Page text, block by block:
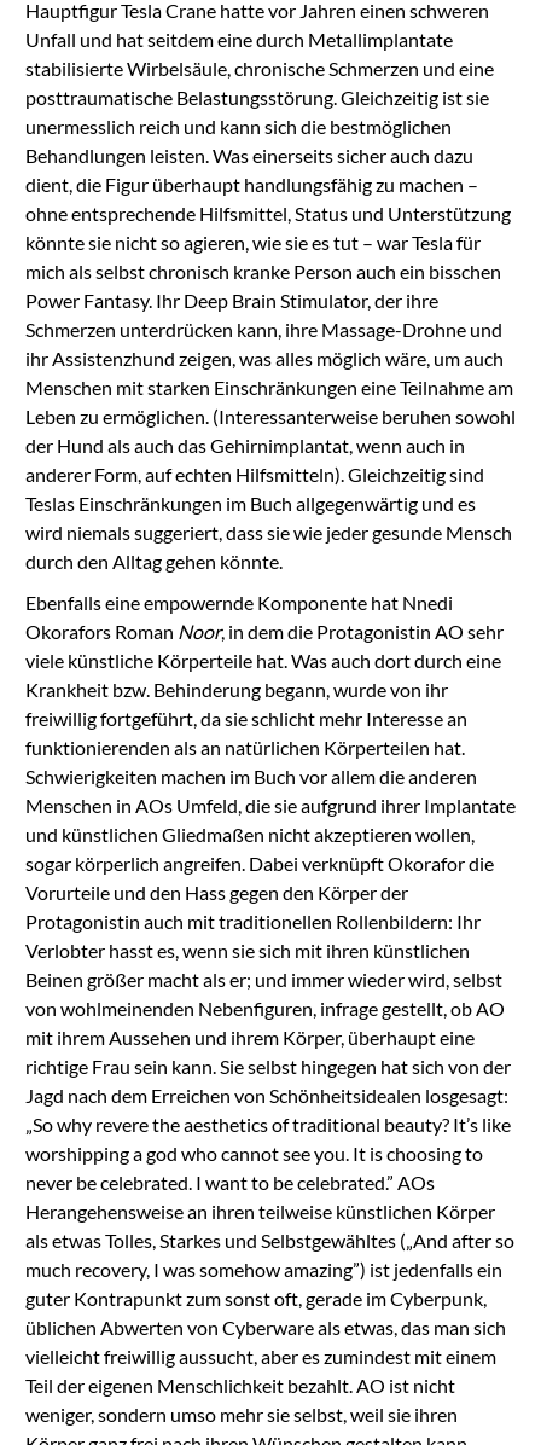
Hauptfigur Tesla Crane hatte vor Jahren einen schweren
Unfall und hat seitdem eine durch Metallimplantate
stabilisierte Wirbelsäule, chronische Schmerzen und eine
posttraumatische Belastungsstörung. Gleichzeitig ist sie
unermesslich reich und kann sich die bestmöglichen
Behandlungen leisten. Was einerseits sicher auch dazu
dient, die Figur überhaupt handlungsfähig zu machen –
ohne entsprechende Hilfsmittel, Status und Unterstützung
könnte sie nicht so agieren, wie sie es tut – war Tesla für
mich als selbst chronisch kranke Person auch ein bisschen
Power Fantasy. Ihr Deep Brain Stimulator, der ihre
Schmerzen unterdrücken kann, ihre Massage-Drohne und
ihr Assistenzhund zeigen, was alles möglich wäre, um auch
Menschen mit starken Einschränkungen eine Teilnahme am
Leben zu ermöglichen. (Interessanterweise beruhen sowohl
der Hund als auch das Gehirnimplantat, wenn auch in
anderer Form, auf echten Hilfsmitteln). Gleichzeitig sind
Teslas Einschränkungen im Buch allgegenwärtig und es
wird niemals suggeriert, dass sie wie jeder gesunde Mensch
durch den Alltag gehen könnte.
Ebenfalls eine empowernde Komponente hat Nnedi
Okorafors Roman Noor, in dem die Protagonistin AO sehr
viele künstliche Körperteile hat. Was auch dort durch eine
Krankheit bzw. Behinderung begann, wurde von ihr
freiwillig fortgeführt, da sie schlicht mehr Interesse an
funktionierenden als an natürlichen Körperteilen hat.
Schwierigkeiten machen im Buch vor allem die anderen
Menschen in AOs Umfeld, die sie aufgrund ihrer Implantate
und künstlichen Gliedmaßen nicht akzeptieren wollen,
sogar körperlich angreifen. Dabei verknüpft Okorafor die
Vorurteile und den Hass gegen den Körper der
Protagonistin auch mit traditionellen Rollenbildern: Ihr
Verlobter hasst es, wenn sie sich mit ihren künstlichen
Beinen größer macht als er; und immer wieder wird, selbst
von wohlmeinenden Nebenfiguren, infrage gestellt, ob AO
mit ihrem Aussehen und ihrem Körper, überhaupt eine
richtige Frau sein kann. Sie selbst hingegen hat sich von der
Jagd nach dem Erreichen von Schönheitsidealen losgesagt:
„So why revere the aesthetics of traditional beauty? It’s like
worshipping a god who cannot see you. It is choosing to
never be celebrated. I want to be celebrated.” AOs
Herangehensweise an ihren teilweise künstlichen Körper
als etwas Tolles, Starkes und Selbstgewähltes („And after so
much recovery, I was somehow amazing”) ist jedenfalls ein
guter Kontrapunkt zum sonst oft, gerade im Cyberpunk,
üblichen Abwerten von Cyberware als etwas, das man sich
vielleicht freiwillig aussucht, aber es zumindest mit einem
Teil der eigenen Menschlichkeit bezahlt. AO ist nicht
weniger, sondern umso mehr sie selbst, weil sie ihren